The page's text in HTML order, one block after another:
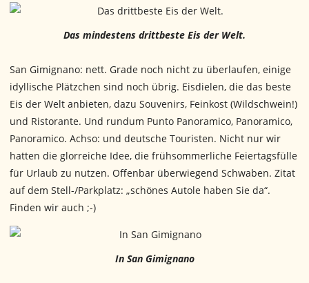
Das mindestens drittbeste Eis der Welt.
San Gimignano: nett. Grade noch nicht zu überlaufen, einige
idyllische Plätzchen sind noch übrig. Eisdielen, die das beste
Eis der Welt anbieten, dazu Souvenirs, Feinkost (Wildschwein!)
und Ristorante. Und rundum Punto Panoramico, Panoramico,
Panoramico. Achso: und deutsche Touristen. Nicht nur wir
hatten die glorreiche Idee, die frühsommerliche Feiertagsfülle
für Urlaub zu nutzen. Offenbar überwiegend Schwaben. Zitat
auf dem Stell-/Parkplatz: „schönes Autole haben Sie da“.
Finden wir auch ;-)
In San Gimignano